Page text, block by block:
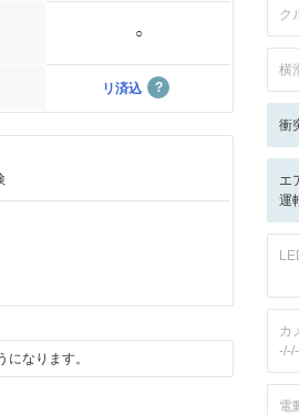
○
リ済込
なります。
ク
横
衝
エ
運
カ
電